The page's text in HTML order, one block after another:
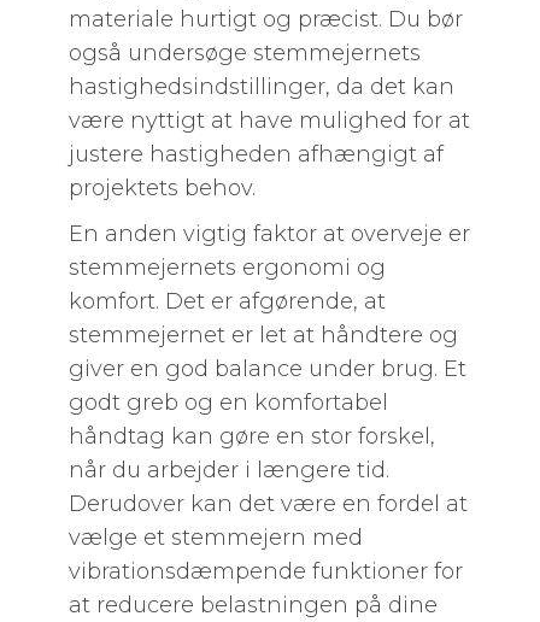
materiale hurtigt og præcist. Du bør
også undersøge stemmejernets
hastighedsindstillinger, da det kan
være nyttigt at have mulighed for at
justere hastigheden afhængigt af
projektets behov.
En anden vigtig faktor at overveje er
stemmejernets ergonomi og
komfort. Det er afgørende, at
stemmejernet er let at håndtere og
giver en god balance under brug. Et
godt greb og en komfortabel
håndtag kan gøre en stor forskel,
når du arbejder i længere tid.
Derudover kan det være en fordel at
vælge et stemmejern med
vibrationsdæmpende funktioner for
at reducere belastningen på dine